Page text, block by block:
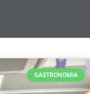
GASTRONOMIA